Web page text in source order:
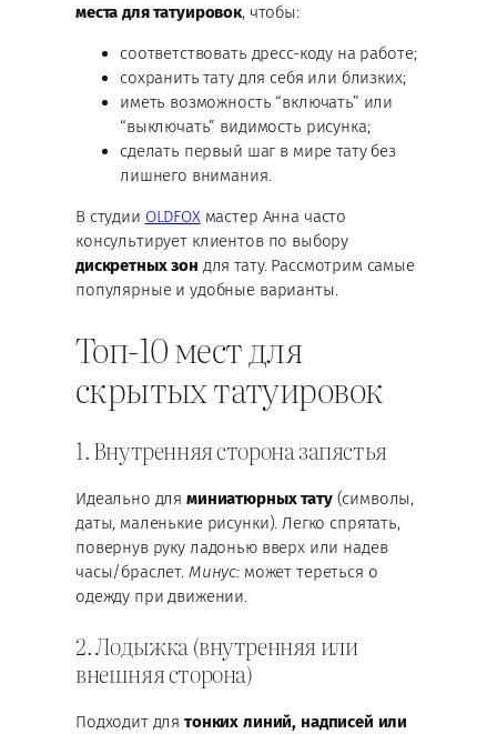
места для татуировок, чтобы:
соответствовать дресс-коду на работе;
сохранить тату для себя или близких;
иметь возможность “включать” или
“выключать” видимость рисунка;
сделать первый шаг в мире тату без
лишнего внимания.
В студии OLDFOXмастер Анна часто
консультирует клиентов по выбору
дискретных зон для тату. Рассмотрим самые
популярные и удобные варианты.
Топ-10 мест для
скрытых татуировок
1. Внутренняя сторона запястья
Идеально дляминиатюрных тату(символы,
даты, маленькие рисунки). Легко спрятать,
повернув руку ладонью вверх или надев
часы/браслет. Минус: может тереться о
одежду при движении.
2. Лодыжка (внутренняя или
внешняя сторона)
Подходит длятонких линий, надписей или